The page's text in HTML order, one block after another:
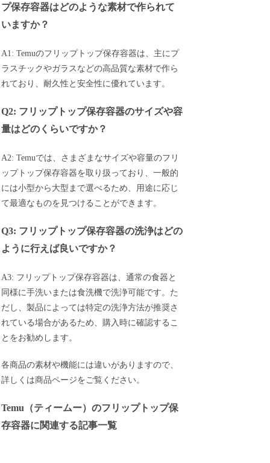
プ保存容器はどのような素材で作られて
いますか？
A1: Temuのフリップトップ保存容器は、主にプ
ラスチックやガラスなどの高品質な素材で作ら
れており、耐久性と安全性に優れています。
Q2: フリップトップ保存容器のサイズや容
量はどのくらいですか？
A2: Temuでは、さまざまなサイズや容量のフリ
ップトップ保存容器を取り扱っており、一般的
には小型から大型まで選べるため、用途に応じ
て最適なものを見つけることができます。
Q3: フリップトップ保存容器の洗浄はどの
ように行えば良いですか？
A3: フリップトップ保存容器は、通常の食器と
同様に手洗いまたは食洗機で洗浄可能です。た
だし、製品によっては特定の洗浄方法が推奨さ
れている場合があるため、購入時に確認するこ
とをお勧めします。
各商品の素材や機能には違いがありますので、
詳しくは商品ページをご覧ください。
Temu（ティームー）のフリップトップ保
存容器に関連する記事一覧